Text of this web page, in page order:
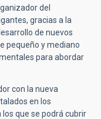
del
gracias a la
de nuevos
pequeño y mediano
para abordar
con la nueva
en los
que se podrá cubrir